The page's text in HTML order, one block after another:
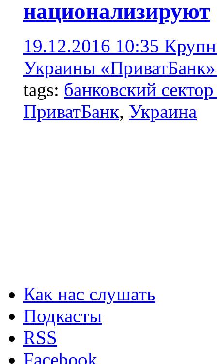
национализируют
19.12.2016 10:35
Украины «ПриватБанк»
tags: банковский
ПриватБанк, Украина
Как нас слушать
Подкасты
RSS
Facebook